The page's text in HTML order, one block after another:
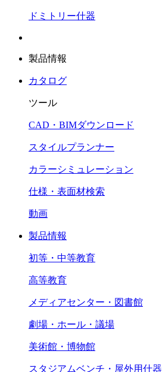
ドミトリー什器
製品情報
カタログ
ツール
CAD・BIMダウンロード
スタイルプランナー
カラーシミュレーション
仕様・表面材検索
動画
製品情報
初等・中等教育
高等教育
メディアセンター・図書館
劇場・ホール・議場
美術館・博物館
スタジアムベンチ・屋外用什器